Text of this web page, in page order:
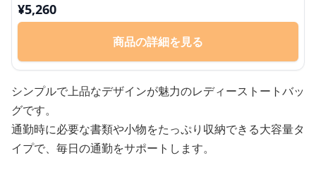
¥5,260
商品の詳細を見る
シンプルで上品なデザインが魅力のレディーストートバッ
グです。
通勤時に必要な書類や小物をたっぷり収納できる大容量タ
イプで、毎日の通勤をサポートします。